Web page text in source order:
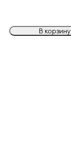
В корзину